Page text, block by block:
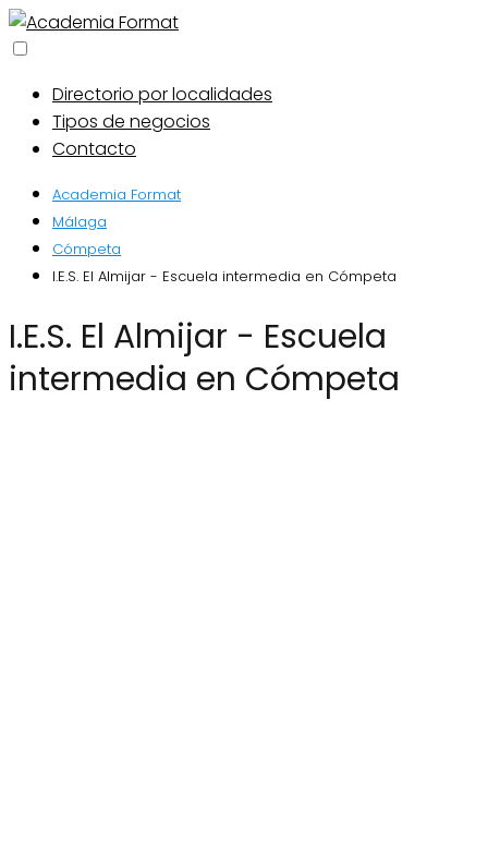
Directorio por localidades
Tipos de negocios
Contacto
Academia Format
Málaga
Cómpeta
I.E.S. El Almijar - Escuela intermedia en Cómpeta
I.E.S. El Almijar - Escuela
intermedia en Cómpeta